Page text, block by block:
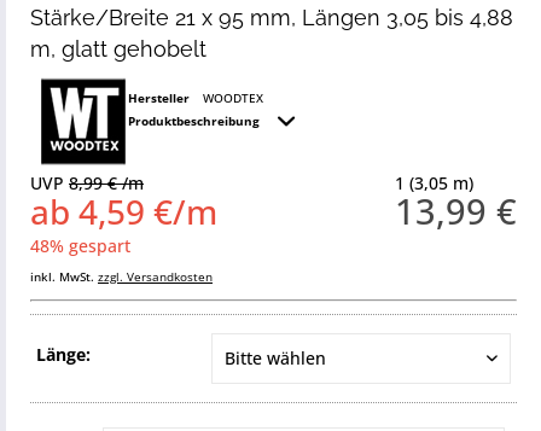
Stärke/Breite 21 x 95 mm, Längen 3,05 bis 4,88
m, glatt gehobelt
Hersteller
WOODTEX
Produktbeschreibung
1 (3,05 m)
13,99 €
UVP 8,99 € /m
ab 4,59 €/m
48% gespart
inkl. MwSt. zzgl. Versandkosten
Länge: